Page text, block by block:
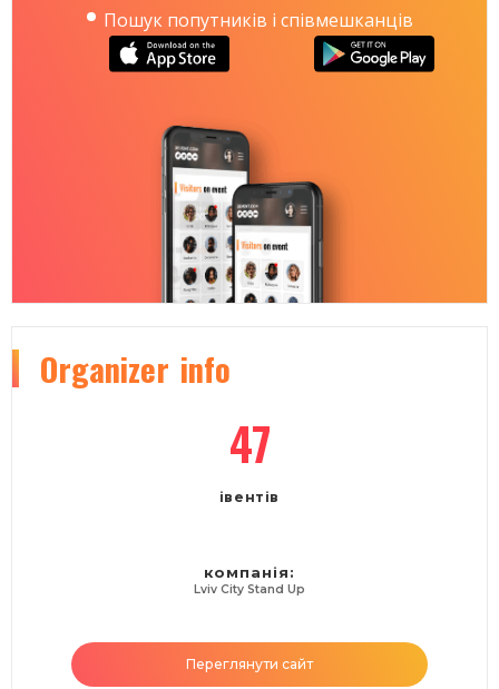
Пошук попутників і співмешканців
Organizer info
47
івентів
компанія:
Lviv City Stand Up
Переглянути сайт